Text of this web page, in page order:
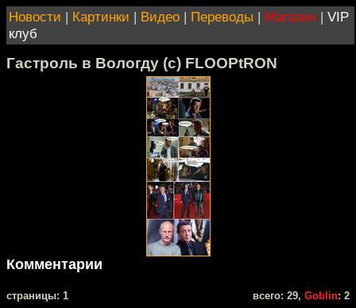
Новости | Картинки | Видео | Переводы | Магазин | VIP
клуб
Гастроль в Вологду (с) FLOOPtRON
Комментарии
cтраницы: 1 всего: 29, Goblin: 2